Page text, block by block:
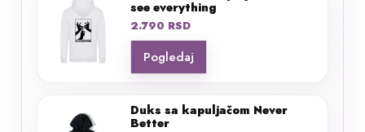
see everything
2.790 RSD
Pogledaj
Duks sa kapuljačom Never
Better